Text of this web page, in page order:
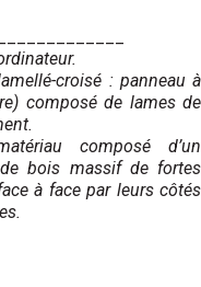
croisé : panneau à
composé de lames de
composé d’un
bois massif de fortes
à face par leurs côtés